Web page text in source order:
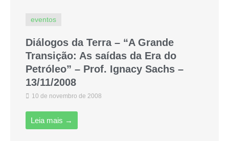
eventos
Diálogos da Terra – “A Grande
Transição: As saídas da Era do
Petróleo” – Prof. Ignacy Sachs –
13/11/2008
10 de novembro de 2008
Leia mais →